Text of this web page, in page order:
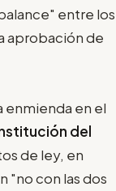
entre los
aprobación de
enmienda en el
del
de ley, en
"no con las dos